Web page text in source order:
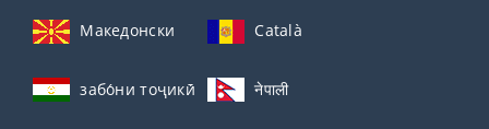
Македонски Català
забо́ни тоҷикӣ́ नेपाली